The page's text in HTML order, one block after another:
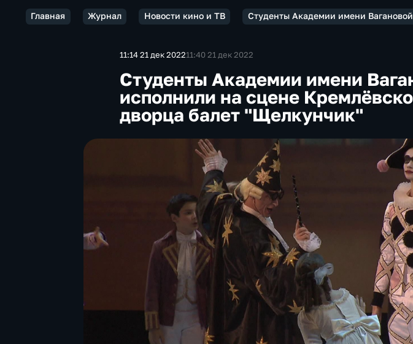
Главная Журнал Новости кино и ТВ Студенты Академии имени
11:14 21 дек 202211:40 21 дек 2022
Студенты Академии имени
исполнили на сцене
дворца балет "Щелкунчик"